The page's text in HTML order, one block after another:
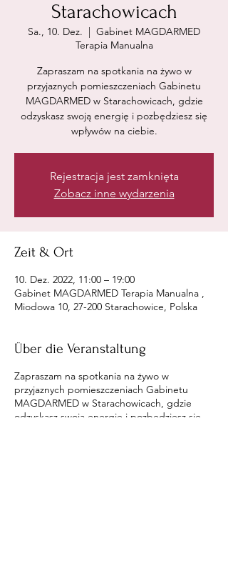
Starachowicach
Sa., 10. Dez.
  |
Gabinet MAGDARMED
Terapia Manualna
Zapraszam na spotkania na żywo w
przyjaznych pomieszczeniach Gabinetu
MAGDARMED w Starachowicach, gdzie
odzyskasz swoją energię i pozbędziesz się
wpływów na ciebie.
Rejestracja jest zamknięta
Zobacz inne wydarzenia
Zeit & Ort
10. Dez. 2022, 11:00 – 19:00
Gabinet MAGDARMED Terapia Manualna ,
Miodowa 10, 27-200 Starachowice, Polska
Über die Veranstaltung
Zapraszam na spotkania na żywo w
przyjaznych pomieszczeniach Gabinetu
MAGDARMED w Starachowicach, gdzie
odzyskasz swoją energię i pozbędziesz się